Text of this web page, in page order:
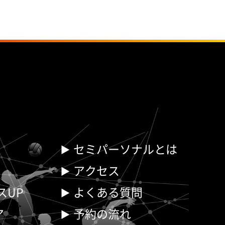
UP
セミパーソナルとは
アクセス
よくある質問
予約の流れ